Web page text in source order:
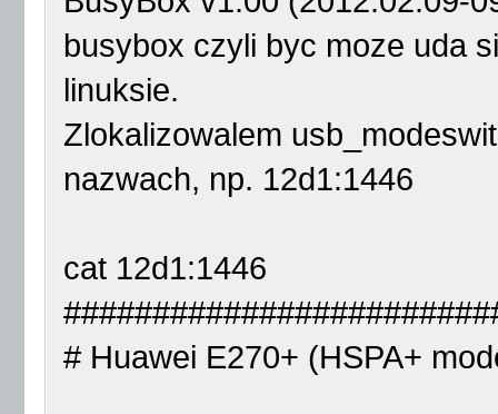
busybox czyli byc moze uda
linuksie.
Zlokalizowalem
nazwach, np. 12d1:1446
cat 12d1:1446
# Huawei E270+ (HSPA+